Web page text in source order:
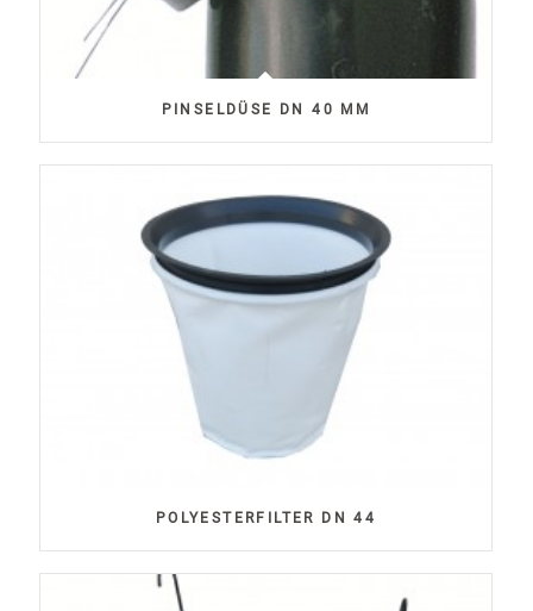
PINSELDÜSE DN 40 MM
POLYESTERFILTER DN 44